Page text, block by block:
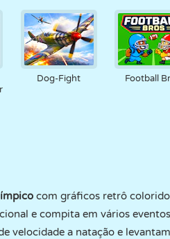
Dog-Fight Football
com gráficos retrô
e compita em vários
velocidade a natação e